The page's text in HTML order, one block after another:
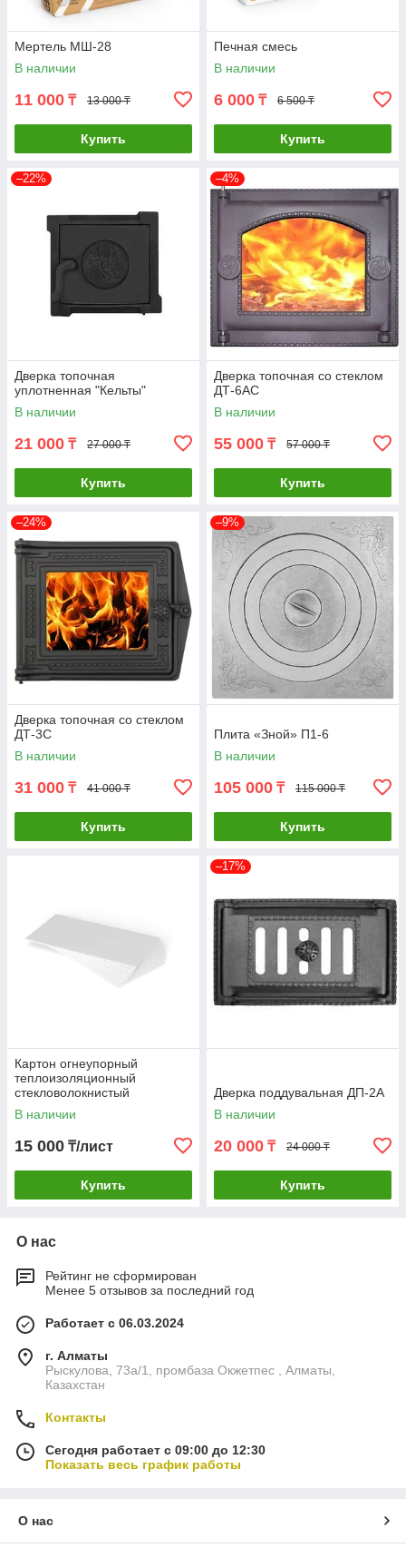
Мертель МШ-28
В наличии
11 000 ₸ 13 000 ₸
Купить
Печная смесь
В наличии
6 000 ₸ 6 500 ₸
Купить
–22%
Дверка топочная
уплотненная "Кельты"
В наличии
21 000 ₸ 27 000 ₸
Купить
–4%
Дверка топочная со стеклом
ДТ-6АС
В наличии
55 000 ₸ 57 000 ₸
Купить
–24%
Дверка топочная со стеклом
ДТ-3С
В наличии
31 000 ₸ 41 000 ₸
Купить
–9%
Плита «Зной» П1-6
В наличии
105 000 ₸ 115 000 ₸
Купить
Картон огнеупорный
теплоизоляционный
стекловолокнистый
В наличии
15 000 ₸/лист
Купить
–17%
Дверка поддувальная ДП-2А
В наличии
20 000 ₸ 24 000 ₸
Купить
О нас
Рейтинг не сформирован
Менее 5 отзывов за последний год
Работает с 06.03.2024
г. Алматы
Рыскулова, 73а/1, промбаза Окжетпес , Алматы,
Казахстан
Контакты
Сегодня работает с 09:00 до 12:30
Показать весь график работы
О нас